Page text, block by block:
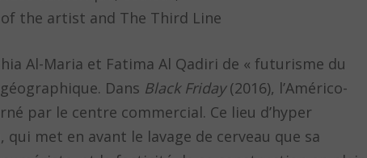
the artist and The Third Line
Al-Maria et Fatima Al Qadiri de « futurisme du
Dans Black Friday(2016), l’Américo-
par le centre commercial. Ce lieu d’hyper
met en avant le lavage de cerveau que sa